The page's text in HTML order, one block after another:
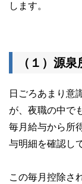
します。
（１）源
日ごろあまり意
が、夜職の中で
毎月給与から所
与明細を確認し
この毎月控除さ